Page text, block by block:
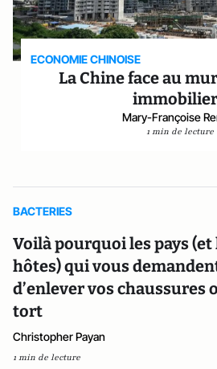
ECONOMIE CHINOISE
La Chine face au
immobilier
Mary-Françoise
1 min de lecture
BACTERIES
Voilà pourquoi les pays (et
hôtes) qui vous
d’enlever vos chaussures
tort
Christopher Payan
1 min de lecture